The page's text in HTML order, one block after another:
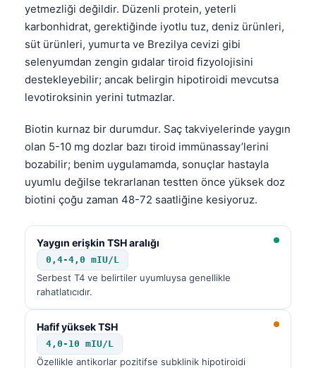
yetmezliği değildir. Düzenli protein, yeterli
karbonhidrat, gerektiğinde iyotlu tuz, deniz ürünleri,
süt ürünleri, yumurta ve Brezilya cevizi gibi
selenyumdan zengin gıdalar tiroid fizyolojisini
destekleyebilir; ancak belirgin hipotiroidi mevcutsa
levotiroksinin yerini tutmazlar.
Biotin kurnaz bir durumdur. Saç takviyelerinde yaygın
olan 5-10 mg dozlar bazı tiroid immünassay’lerini
bozabilir; benim uygulamamda, sonuçlar hastayla
uyumlu değilse tekrarlanan testten önce yüksek doz
biotini çoğu zaman 48-72 saatliğine kesiyoruz.
Yaygın erişkin TSH aralığı
0,4-4,0 mIU/L
Serbest T4 ve belirtiler uyumluysa genellikle
rahatlatıcıdır.
Hafif yüksek TSH
4,0-10 mIU/L
Özellikle antikorlar pozitifse subklinik hipotiroidi
پښتو
سنڌي
অসমীয়া
Galego
Euskara
Gàidhlig
Occitan
Afrikaans
Монгол
ພາສາລາວ
Basa Jawa